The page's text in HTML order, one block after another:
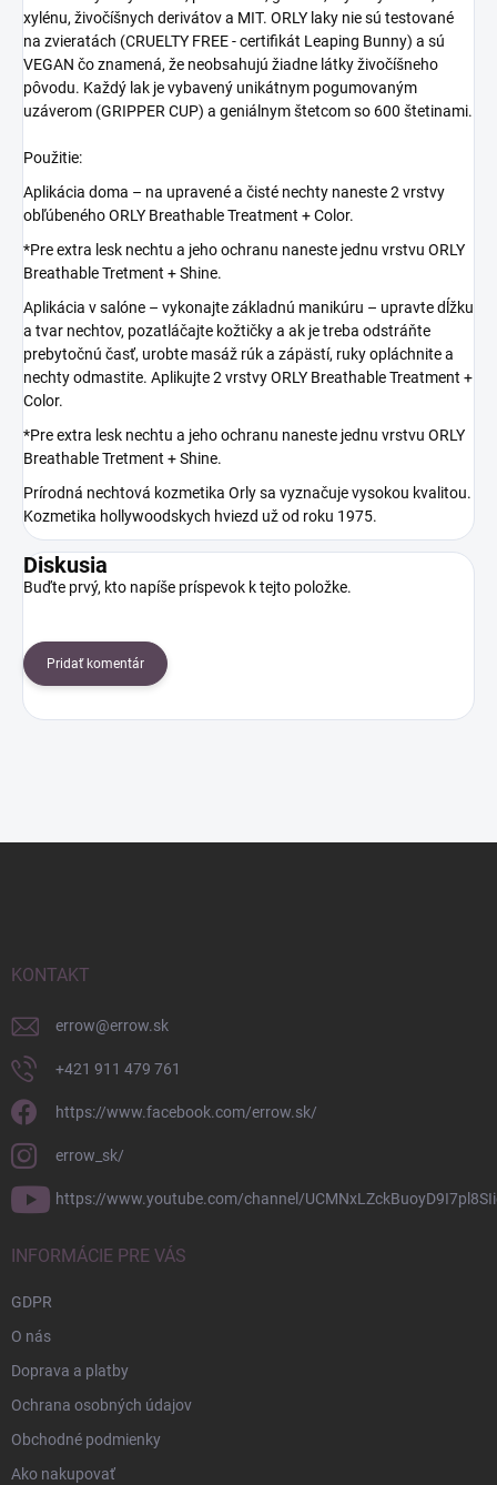
xylénu, živočíšnych derivátov a MIT. ORLY laky nie sú testované
na zvieratách (CRUELTY FREE - certifikát Leaping Bunny) a sú
VEGAN čo znamená, že neobsahujú žiadne látky živočíšneho
pôvodu. Každý lak je vybavený unikátnym pogumovaným
uzáverom (GRIPPER CUP) a geniálnym štetcom so 600 štetinami.
Použitie:
Aplikácia doma – na upravené a čisté nechty naneste 2 vrstvy
obľúbeného ORLY Breathable Treatment + Color.
*Pre extra lesk nechtu a jeho ochranu naneste jednu vrstvu ORLY
Breathable Tretment + Shine.
Aplikácia v salóne – vykonajte základnú manikúru – upravte dĺžku
a tvar nechtov, pozatláčajte kožtičky a ak je treba odstráňte
prebytočnú časť, urobte masáž rúk a zápästí, ruky opláchnite a
nechty odmastite. Aplikujte 2 vrstvy ORLY Breathable Treatment +
Color.
*Pre extra lesk nechtu a jeho ochranu naneste jednu vrstvu ORLY
Breathable Tretment + Shine.
Prírodná nechtová kozmetika Orly sa vyznačuje vysokou kvalitou.
Kozmetika hollywoodskych hviezd už od roku 1975.
Diskusia
Buďte prvý, kto napíše príspevok k tejto položke.
Pridať komentár
KONTAKT
errow@errow.sk
+421 911 479 761
https://www.facebook.com/errow.sk/
errow_sk/
https://www.youtube.com/channel/
INFORMÁCIE PRE VÁS
GDPR
O nás
Doprava a platby
Ochrana osobných údajov
Obchodné podmienky
Ako nakupovať